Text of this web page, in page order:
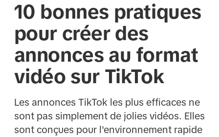
10 bonnes pratiques
pour créer des
annonces au format
vidéo sur TikTok
Les annonces TikTok les plus efficaces ne
sont pas simplement de jolies vidéos. Elles
sont conçues pour l'environnement rapide